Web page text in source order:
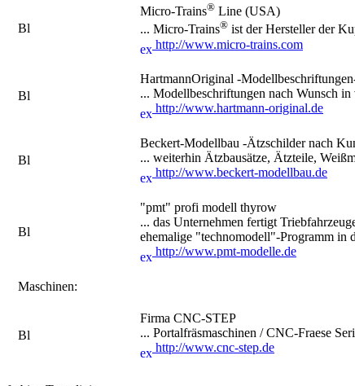
Micro-Trains® Line (USA)
... Micro-Trains® ist der Hersteller der
http://www.micro-trains.com
HartmannOriginal -
... Modellbeschriftungen nach Wunsch
http://www.hartmann-original.de
Beckert-Modellbau -Ätzschilder nach
... weiterhin Ätzbausätze, Ätzteile,
http://www.beckert-modellbau.de
"pmt" profi modell thyrow
... das Unternehmen fertigt
ehemalige "technomodell"-Programm in
http://www.pmt-modelle.de
Maschinen:
Firma CNC-STEP
... Portalfräsmaschinen / CNC-Fraese
http://www.cnc-step.de